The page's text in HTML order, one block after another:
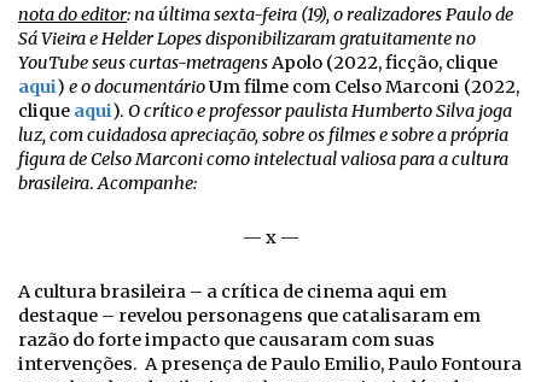
nota do editor: na última sexta-feira (19), o realizadores Paulo de
Sá Vieira e Helder Lopes disponibilizaram gratuitamente no
YouTube seus curtas-metragensApolo (2022, ficção, clique
aqui) e o documentárioUm filme com Celso Marconi (2022,
clique aqui). O crítico e professor paulista Humberto Silva joga
luz, com cuidadosa apreciação, sobre os filmes e sobre a própria
figura de Celso Marconi como intelectual valiosa para a cultura
brasileira.Acompanhe:
— x —
A cultura brasileira – a crítica de cinema aqui em
destaque – revelou personagens que catalisaram em
razão do forte impacto que causaram com suas
intervenções. A presença de Paulo Emilio, Paulo Fontoura